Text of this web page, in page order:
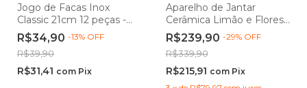
Jogo de Facas Inox
Classic 21cm 12 peças -
Class Home
R$34,90 -13% OFF
R$39,90
R$31,41 com Pix
Aparelho de Jantar
Cerâmica Limão e Flores -
Corona
R$239,90 -29% OFF
R$339,90
R$215,91 com Pix